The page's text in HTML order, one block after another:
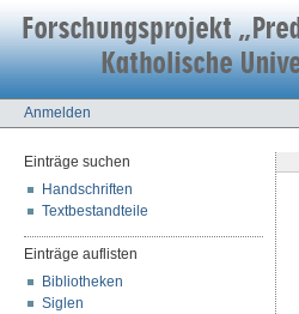
Anmelden
Einträge suchen
Handschriften
Textbestandteile
Einträge auflisten
Bibliotheken
Siglen